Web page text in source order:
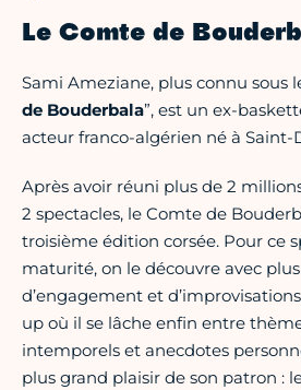
Le Comte de
Sami Ameziane, plus connu sous
de Bouderbala”, est un ex-
acteur franco-algérien né à Saint-
Après avoir réuni plus de 2
2 spectacles, le Comte de
troisième édition corsée. Pour ce
maturité, on le découvre avec
d’engagement et
up où il se lâche enfin entre
intemporels et anecdotes
plus grand plaisir de son patron :